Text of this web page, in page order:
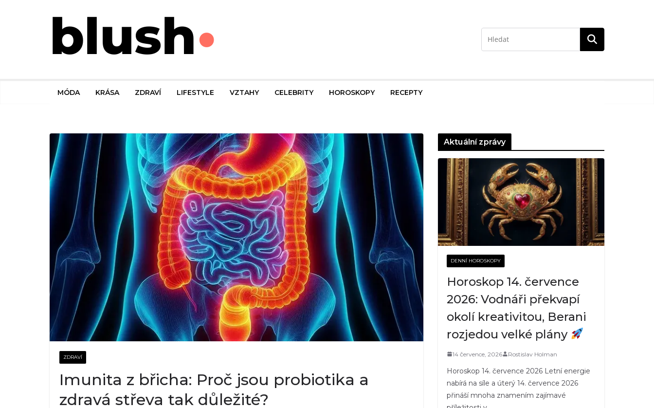
MÓDA KRÁSA ZDRAVÍ LIFESTYLE VZTAHY CELEBRITY HOROSKOPY RECEPTY
ZDRAVÍ
Imunita z břicha: Proč jsou probiotika a
zdravá střeva tak důležité?
Aktuální zprávy
DENNÍ HOROSKOPY
Horoskop 14. července
2026: Vodnáři překvapí
okolí kreativitou, Berani
rozjedou velké plány
14 července, 2026 Rostislav Holman
Horoskop 14. července 2026 Letní energie
nabírá na síle a úterý 14. července 2026
přináší mnoha znamením zajímavé